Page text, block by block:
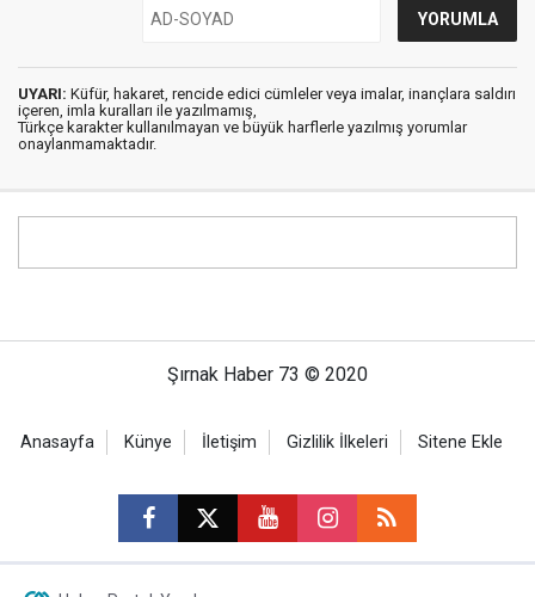
UYARI: Küfür, hakaret, rencide edici cümleler veya imalar, inançlara saldırı
içeren, imla kuralları ile yazılmamış,
Türkçe karakter kullanılmayan ve büyük harflerle yazılmış yorumlar
onaylanmamaktadır.
Şırnak Haber 73 © 2020
Anasayfa Künye İletişim Gizlilik İlkeleri Sitene Ekle